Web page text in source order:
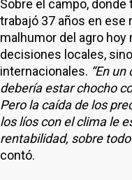
Sobre el campo,
trabajó 37 años en ese
malhumor del agro hoy
decisiones locales,
internacionales. “En
debería estar chocho
Pero la caída de los
los líos con el clima le
rentabilidad, sobre
contó.